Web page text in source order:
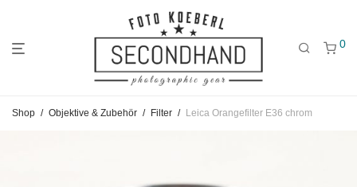
0
Shop / Objektive & Zubehör / Filter / Leica Orangefilter E36 chrom